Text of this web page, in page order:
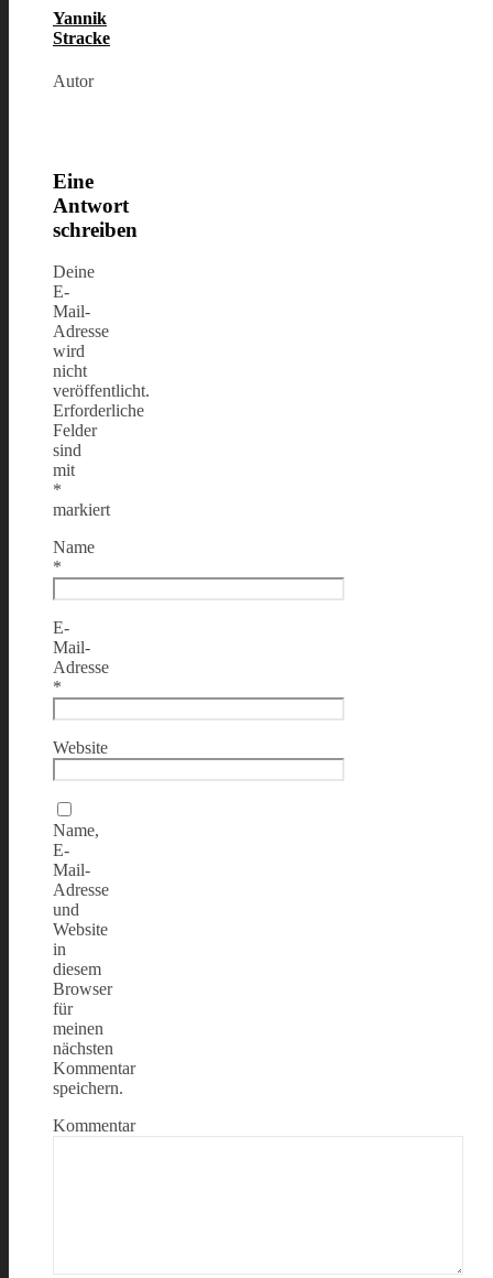
Yannik
Stracke
Autor
Eine
Antwort
schreiben
Deine
E-
Mail-
Adresse
wird
nicht
veröffentlicht.
Erforderliche
Felder
sind
mit
*
markiert
Name
*
E-
Mail-
Adresse
*
Website
Name,
E-
Mail-
Adresse
und
Website
in
diesem
Browser
für
meinen
nächsten
Kommentar
speichern.
Kommentar